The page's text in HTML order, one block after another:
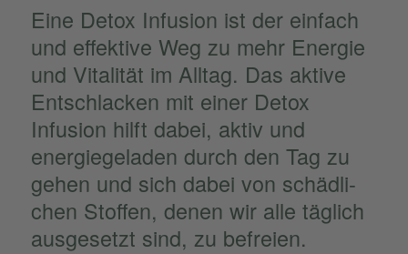
Eine Detox Infusion ist der einfach
und effek­tive Weg zu mehr Energie
und Vitali­tät im Alltag. Das aktive
Entschla­cken mit einer Detox
Infusion hilft dabei, aktiv und
energie­ge­la­den durch den Tag zu
gehen und sich dabei von schäd­li­
chen Stoffen, denen wir alle täglich
ausge­setzt sind, zu befreien.